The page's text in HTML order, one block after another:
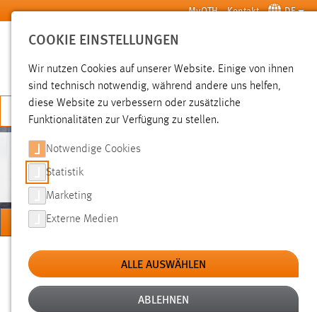
Zum Hauptinhalt springen MyOTH Kontakt DE
SUCHE
JETZT BEWERBEN
PERSONEN
Sie sind hier:
Hochschule Personen
COOKIE EINSTELLUNGEN
Wir nutzen Cookies auf unserer Website. Einige von ihnen
sind technisch notwendig, während andere uns helfen,
diese Website zu verbessern oder zusätzliche
Funktionalitäten zur Verfügung zu stellen.
Notwendige Cookies
Statistik
Marketing
Externe Medien
ALLE AUSWÄHLEN
ABLEHNEN